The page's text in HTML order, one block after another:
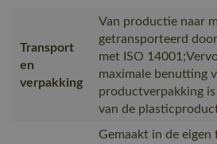
Transport
en
verpakking
Van productie naar
getransporteerd
met ISO
maximale benutting
productverpakking
van de
Gemaakt in de